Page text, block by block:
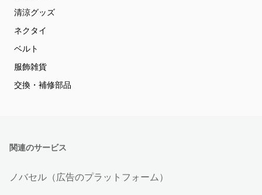
清涼グッズ
ネクタイ
ベルト
服飾雑貨
交換・補修部品
関連のサービス
ノバセル（広告のプラットフォーム）